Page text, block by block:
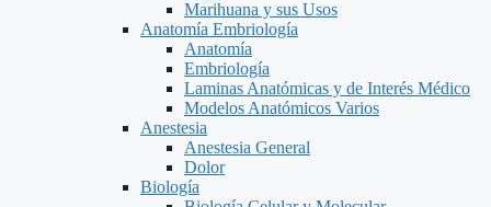
Marihuana y sus Usos
Anatomía Embriología
Anatomía
Embriología
Laminas Anatómicas y de Interés Médico
Modelos Anatómicos Varios
Anestesia
Anestesia General
Dolor
Biología